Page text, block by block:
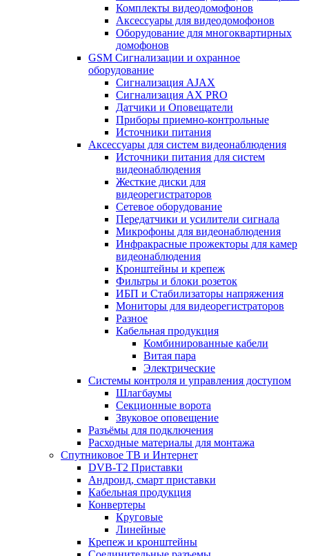
Комплекты видеодомофонов
Аксессуары для видеодомофонов
Оборудование для многоквартирных
домофонов
GSM Сигнализации и охранное
оборудование
Сигнализация AJAX
Сигнализация AX PRO
Датчики и Оповещатели
Приборы приемно-контрольные
Источники питания
Аксессуары для систем видеонаблюдения
Источники питания для систем
видеонаблюдения
Жесткие диски для
видеорегистраторов
Сетевое оборудование
Передатчики и усилители сигнала
Микрофоны для видеонаблюдения
Инфракрасные прожекторы для камер
видеонаблюдения
Кронштейны и крепеж
Фильтры и блоки розеток
ИБП и Стабилизаторы напряжения
Мониторы для видеорегистраторов
Разное
Кабельная продукция
Комбинированные кабели
Витая пара
Электрические
Системы контроля и управления доступом
Шлагбаумы
Секционные ворота
Звуковое оповещение
Разъёмы для подключения
Расходные материалы для монтажа
Спутниковое ТВ и Интернет
DVB-Т2 Приставки
Андроид, смарт приставки
Кабельная продукция
Конвертеры
Круговые
Линейные
Крепеж и кронштейны